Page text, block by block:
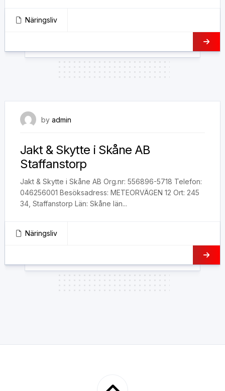
Näringsliv
by admin
Jakt & Skytte i Skåne AB
Staffanstorp
Jakt & Skytte i Skåne AB Org.nr: 556896-5718 Telefon:
046256001 Besöksadress: METEORVÄGEN 12 Ort: 245
34, Staffanstorp Län: Skåne län...
Näringsliv